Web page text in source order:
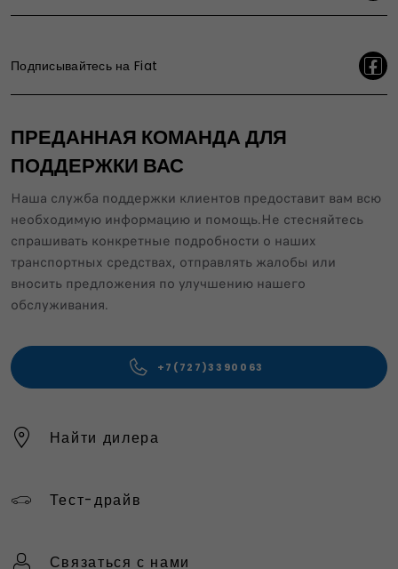
Подписывайтесь на Fiat
ПРЕДАННАЯ КОМАНДА ДЛЯ
ПОДДЕРЖКИ ВАС
Наша служба поддержки клиентов предоставит вам всю
необходимую информацию и помощь.Не стесняйтесь
спрашивать конкретные подробности о наших
транспортных средствах, отправлять жалобы или
вносить предложения по улучшению нашего
обслуживания.
+7(727)3390063
Найти дилера
Тест-драйв
Связаться с нами